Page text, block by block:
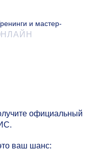
и мастер-
официальный
ваш шанс: